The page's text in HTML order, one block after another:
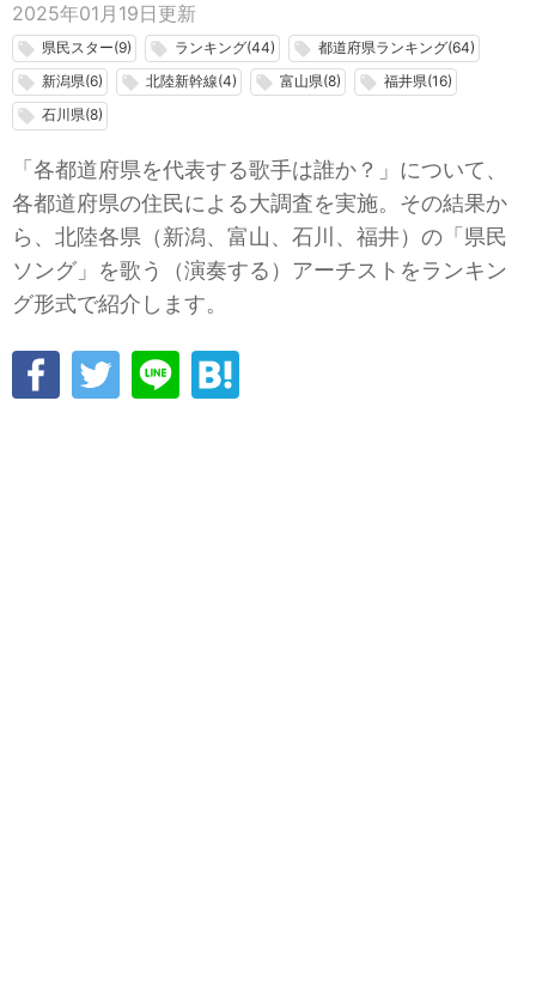
2025年01月19日 更新
local_offer 県民スター(9) local_offer ランキング(44) local_offer 都道府県ランキング(64)
local_offer 新潟県(6) local_offer 北陸新幹線(4) local_offer 富山県(8) local_offer 福井県(16)
local_offer 石川県(8)
「各都道府県を代表する歌手は誰か？」について、
各都道府県の住民による大調査を実施。その結果か
ら、北陸各県（新潟、富山、石川、福井）の「県民
ソング」を歌う（演奏する）アーチストをランキン
グ形式で紹介します。